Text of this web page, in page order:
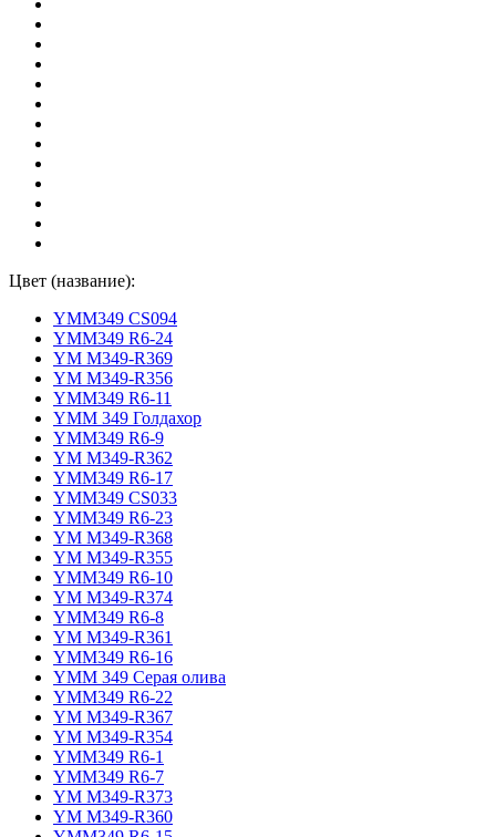
Цвет (название):
YMM349 CS094
YMM349 R6-24
YM M349-R369
YM M349-R356
YMM349 R6-11
YMM 349 Голдахор
YMM349 R6-9
YM M349-R362
YMM349 R6-17
YMM349 CS033
YMM349 R6-23
YM M349-R368
YM M349-R355
YMM349 R6-10
YM M349-R374
YMM349 R6-8
YM M349-R361
YMM349 R6-16
YMM 349 Серая олива
YMM349 R6-22
YM M349-R367
YM M349-R354
YMM349 R6-1
YMM349 R6-7
YM M349-R373
YM M349-R360